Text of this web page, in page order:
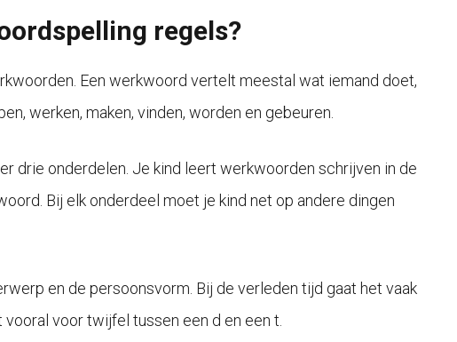
regels?
Een werkwoord vertelt meestal wat iemand doet,
werken, maken, vinden, worden en gebeuren.
drie onderdelen. Je kind leert werkwoorden schrijven in de
Bij elk onderdeel moet je kind net op andere dingen
en de persoonsvorm. Bij de verleden tijd gaat het vaak
voor twijfel tussen een d en een t.